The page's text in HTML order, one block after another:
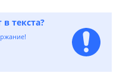
текста?